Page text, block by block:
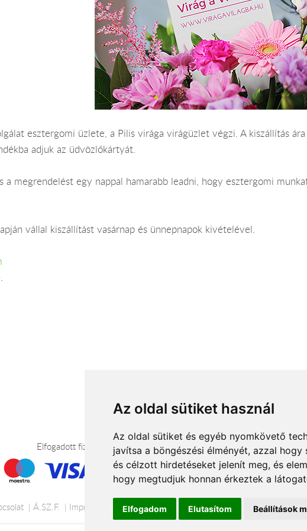
Az oldal sütiket használ
Az oldal sütiket és egyéb nyomkövető
javítsa a böngészési élményét, azzal
és célzott hirdetéseket jelenít meg, és
hogy megtudjuk honnan érkeztek a
Elfogadom Elutasítom Beállítások
esztergomi üzlete, a Pilis virága virágüzlet végzi. A kiszállítás
adjuk az üdvözlőkártyát.
megrendelést egy nappal hamarabb leadni, hogy esztergomi
vállal kiszállítást vasárnap és ünnepnapok kivételével.
Elfogadott fizetési módok
Á.SZ.F. Impresszum Adatkezelési tájékoztató